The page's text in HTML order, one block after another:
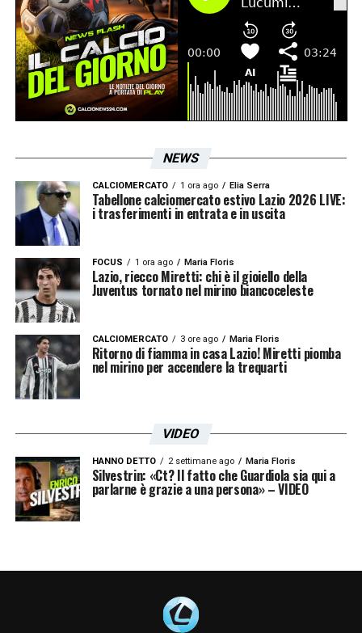
NEWS
CALCIOMERCATO 1 ora ago Elia Serra
Tabellone calciomercato estivo Lazio 2026 LIVE:
i trasferimenti in entrata e in uscita
FOCUS 1 ora ago Maria Floris
Lazio, riecco Miretti: chi è il gioiello della
Juventus tornato nel mirino biancoceleste
CALCIOMERCATO 3 ore ago Maria Floris
Ritorno di fiamma in casa Lazio! Miretti piomba
nel mirino per accendere la trequarti
VIDEO
HANNO DETTO 2 settimane ago Maria Floris
Silvestrin: «Ct? Il fatto che Guardiola sia qui a
parlarne è grazie a una persona» – VIDEO